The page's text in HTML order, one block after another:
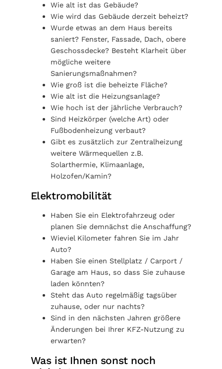
Wie alt ist das Gebäude?
Wie wird das Gebäude derzeit beheizt?
Wurde etwas an dem Haus bereits
saniert? Fenster, Fassade, Dach, obere
Geschossdecke? Besteht Klarheit über
mögliche weitere
Sanierungsmaßnahmen?
Wie groß ist die beheizte Fläche?
Wie alt ist die Heizungsanlage?
Wie hoch ist der jährliche Verbrauch?
Sind Heizkörper (welche Art) oder
Fußbodenheizung verbaut?
Gibt es zusätzlich zur Zentralheizung
weitere Wärmequellen z.B.
Solarthermie, Klimaanlage,
Holzofen/Kamin?
Elektromobilität
Haben Sie ein Elektrofahrzeug oder
planen Sie demnächst die Anschaffung?
Wieviel Kilometer fahren Sie im Jahr
Auto?
Haben Sie einen Stellplatz / Carport /
Garage am Haus, so dass Sie zuhause
laden könnten?
Steht das Auto regelmäßig tagsüber
zuhause, oder nur nachts?
Sind in den nächsten Jahren größere
Änderungen bei Ihrer KFZ-Nutzung zu
erwarten?
Was ist Ihnen sonst noch